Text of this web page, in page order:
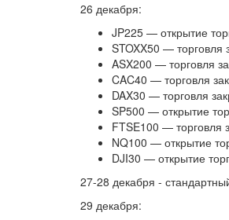
26 декабря:
JP225 — открытие
STOXX50 — торговля
ASX200 — торговля
CAC40 — торговля
DAX30 — торговля
SP500 — открытие
FTSE100 — торговля
NQ100 — открытие
DJI30 — открытие
27-28 декабря -
29 декабря: